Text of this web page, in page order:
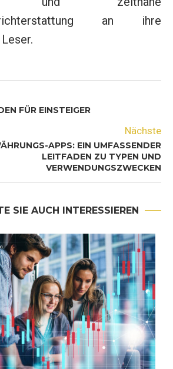
an ihre
FÜR EINSTEIGER
Nächste
APPS: EIN UMFASSENDER
LEITFADEN ZU TYPEN UND
VERWENDUNGSZWECKEN
SIE AUCH INTERESSIEREN